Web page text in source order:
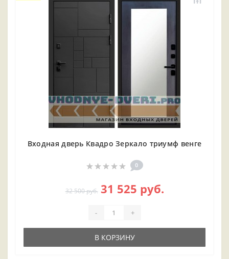
Входная дверь Квадро Зеркало триумф венге
0
32 500 руб. 31 525 руб.
- +
В КОРЗИНУ